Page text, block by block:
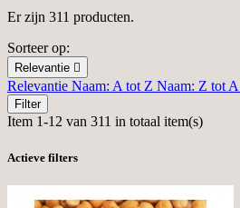
Er zijn 311 producten.
Sorteer op:
Relevantie 
Relevantie Naam: A tot Z Naam: Z tot A
Filter
Item 1-12 van 311 in totaal item(s)
Actieve filters